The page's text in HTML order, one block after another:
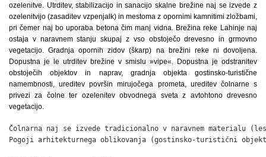
ozelenitve. Utrditev, stabilizacijo in sanacijo skalne brežine naj se izvede z
ozelenitvijo (zasaditev vzpenjalk) in mestoma z opornimi kamnitimi zložbami,
pri čemer naj bo uporaba betona čim manj vidna. Brežina reke Lahinje naj
ostaja v naravnem stanju skupaj z vso obstoječo drevesno in grmovno
vegetacijo. Gradnja opornih zidov (škarp) na brežini reke ni dovoljena.
Dopustna je le utrditev brežine v smislu »vipe«. Dopustna je odstranitev
obstoječih objektov in naprav, gradnja objekta gostinsko-turistične
namembnosti, ureditev površin mirujočega prometa, ureditev čolnarne s
privezi za čolne ter ozelenitev obvodnega sveta z avtohtono drevesno
vegetacijo.
Čolnarna naj se izvede tradicionalno v naravnem materialu
Pogoji arhitekturnega oblikovanja (gostinsko-turistični